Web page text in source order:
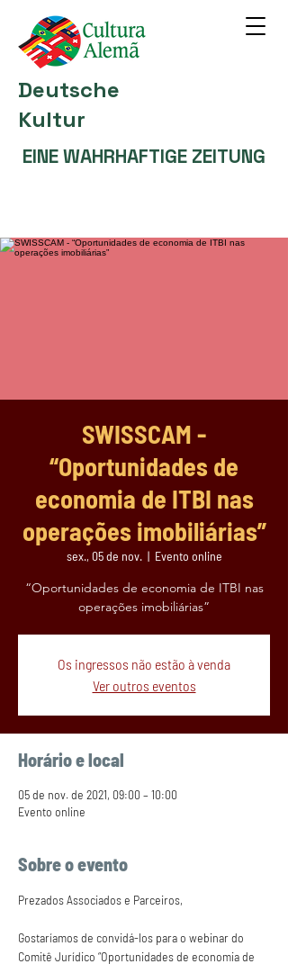
Deutsche
Kultur
EINE WAHRHAFTIGE ZEITUNG
SWISSCAM -
“Oportunidades de
economia de ITBI nas
operações imobiliárias”
sex., 05 de nov.
  |
Evento online
“Oportunidades de economia de ITBI nas
operações imobiliárias”
Os ingressos não estão à venda
Ver outros eventos
Horário e local
05 de nov. de 2021, 09:00 – 10:00
Evento online
Sobre o evento
Prezados Associados e Parceiros,
Gostaríamos de convidá-los para o webinar do
Comitê Jurídico “Oportunidades de economia de